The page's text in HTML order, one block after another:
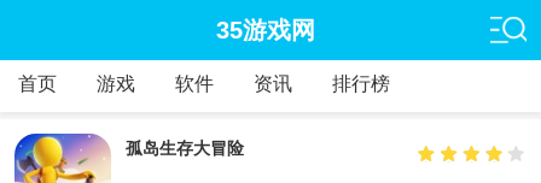
35游戏网
首页 游戏 软件 资讯 排行榜
孤岛生存大冒险